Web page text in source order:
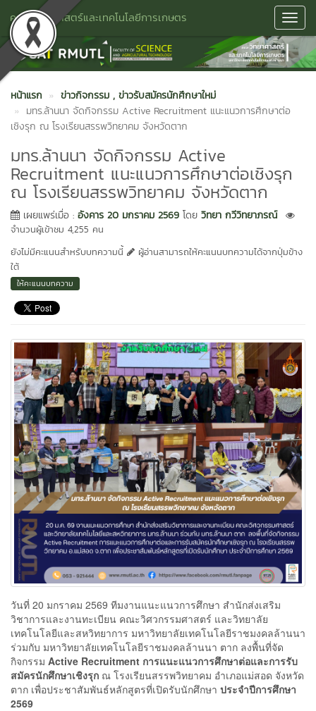
คณะวิทยาศาสตร์และเทคโนโลยีการเกษตร
หน้าแรก ข่าวกิจกรรม , ข่าวรับสมัครนักศึกษาใหม่
มทร.ล้านนา จัดกิจกรรม Active Recruitment แนะแนวการศึกษาต่อ
เชิงรุก ณ โรงเรียนสรรพวิทยาคม จังหวัดตาก
มทร.ล้านนา จัดกิจกรรม Active
Recruitment แนะแนวการศึกษาต่อเชิงรุก
ณ โรงเรียนสรรพวิทยาคม จังหวัดตาก
เผยแพร่เมื่อ : อังคาร 20 มกราคม 2569 โดย วิทยา กวีวิทยาภรณ์
จำนวนผู้เข้าชม 4,255 คน
ยังไม่มีคะแนนสำหรับบทความนี้
ผู้อ่านสามารถให้คะแนนบทความได้จากปุ่มข้าง
ใต้
ให้คะแนนบทความ
วันที่ 20 มกราคม 2569 ทีมงานแนะแนวการศึกษา สำนักส่งเสริม
วิชาการและงานทะเบียน คณะวิศวกรรมศาสตร์ และวิทยาลัย
เทคโนโลยีและสหวิทยาการ มหาวิทยาลัยเทคโนโลยีราชมงคลล้านนา
ร่วมกับ มหาวิทยาลัยเทคโนโลยีราชมงคลล้านนา ตาก ลงพื้นที่จัด
กิจกรรม Active Recruitment การแนะแนวการศึกษาต่อและการรับ
สมัครนักศึกษาเชิงรุก ณ โรงเรียนสรรพวิทยาคม อำเภอแม่สอด จังหวัด
ตาก เพื่อประชาสัมพันธ์หลักสูตรที่เปิดรับนักศึกษา ประจำปีการศึกษา
2569